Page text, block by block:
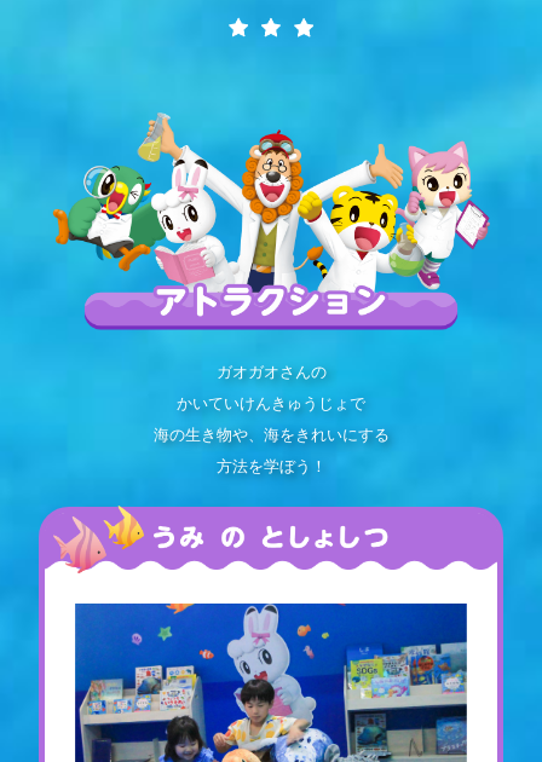
ガオガオさんの
かいていけんきゅうじょで
海の生き物や、海をきれいにする
方法を学ぼう！